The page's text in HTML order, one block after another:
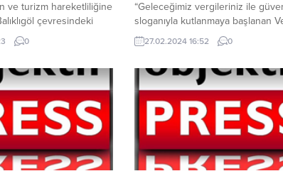
ve turizm hareketliliğine
çevresindeki
yapan işletmelere
sürdürüyor.
çalışmalar,
standartlarını ve
hedefliyor. Eğitim
çok sayıda
katıldığı toplantılar
katılımcıların
0
“Geleceğimiz vergileriniz ile
sloganıyla kutlanmaya başlanan
Haftası etkinlikleri kapsamında
Vergi Dairesi Başkanlığı heyeti, Vali
Vergi haftası münasebeti ile
Başkanı Seyit TEKİN ve
heyetle birlikte Şanlıurfa Valisi
27.02.2024 16:52 0